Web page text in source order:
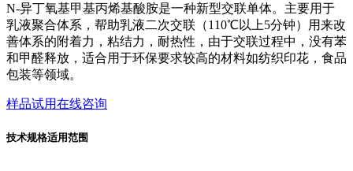
N-异丁氧基甲基丙烯基酸胺是一种新型交联单体。主要用于
乳液聚合体系，帮助乳液二次交联（110℃以上5分钟）用来改
善体系的附着力，粘结力，耐热性，由于交联过程中，没有苯
和甲醛释放，适合用于环保要求较高的材料如纺织印花，食品
包装等领域。
样品试用在线咨询
技术规格适用范围